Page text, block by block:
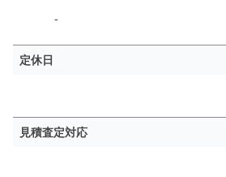
-
定休日
見積査定対応